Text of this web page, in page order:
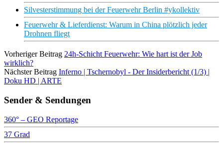
Silvesterstimmung bei der Feuerwehr Berlin #ykollektiv
Feuerwehr & Lieferdienst: Warum in China plötzlich jeder
Drohnen fliegt
Vorheriger Beitrag 24h-Schicht Feuerwehr: Wie hart ist der Job
wirklich?
Nächster Beitrag Inferno | Tschernobyl - Der Insiderbericht (1/3) |
Doku HD | ARTE
Sender & Sendungen
360° – GEO Reportage
37 Grad